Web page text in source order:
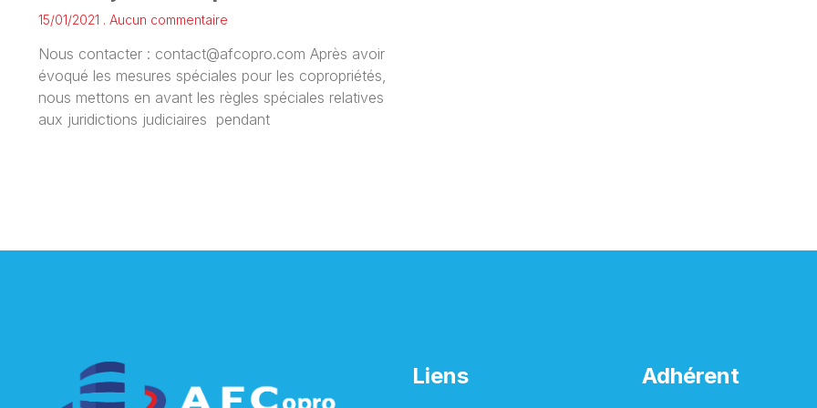
15/01/2021 Aucun commentaire
Nous contacter : contact@afcopro.com Après avoir
évoqué les mesures spéciales pour les copropriétés,
nous mettons en avant les règles spéciales relatives
aux juridictions judiciaires pendant
Liens Adhérent